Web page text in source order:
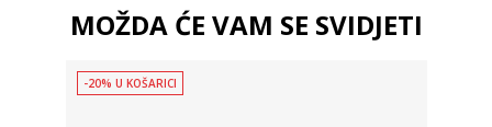
MOŽDA ĆE VAM SE SVIDJETI
-20% U KOŠARICI